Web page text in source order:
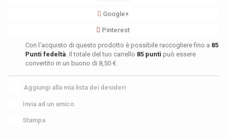
Google+
Pinterest
Con l'acquisto di questo prodotto è possibile raccogliere fino a 85
Punti fedeltà . Il totale del tuo carrello 85 punti può essere
convertito in un buono di 8,50 €
Aggiungi alla mia lista dei desideri
Invia ad un amico
Stampa